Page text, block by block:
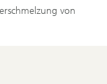
von